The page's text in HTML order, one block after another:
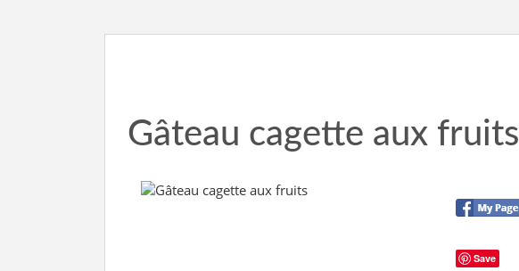
Gâteau cagette aux fruits
Save